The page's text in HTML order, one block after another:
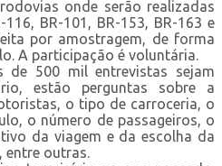
onde serão realizadas
BR-101, BR-153, BR-163 e
por amostragem, de forma
A participação é voluntária.
de 500 mil entrevistas sejam
estão perguntas sobre a
o tipo de carroceria, o
o número de passageiros, o
da viagem e da escolha da
entre outras.